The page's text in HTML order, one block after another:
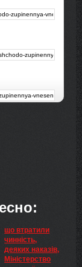
що втратили
чинність,
деяких наказів,
Міністерство